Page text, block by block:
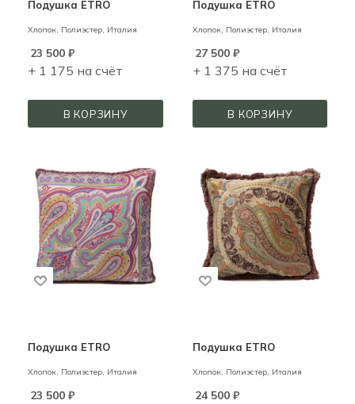
Подушка ETRO
Хлопок, Полиэстер, Италия
23 500 ₽
+ 1 175 на счёт
В КОРЗИНУ
Подушка ETRO
Хлопок, Полиэстер, Италия
27 500₽
+ 1 375 на счёт
В КОРЗИНУ
Подушка ETRO
Хлопок, Полиэстер, Италия
23 500 ₽
Подушка ETRO
Хлопок, Полиэстер, Италия
24 500₽